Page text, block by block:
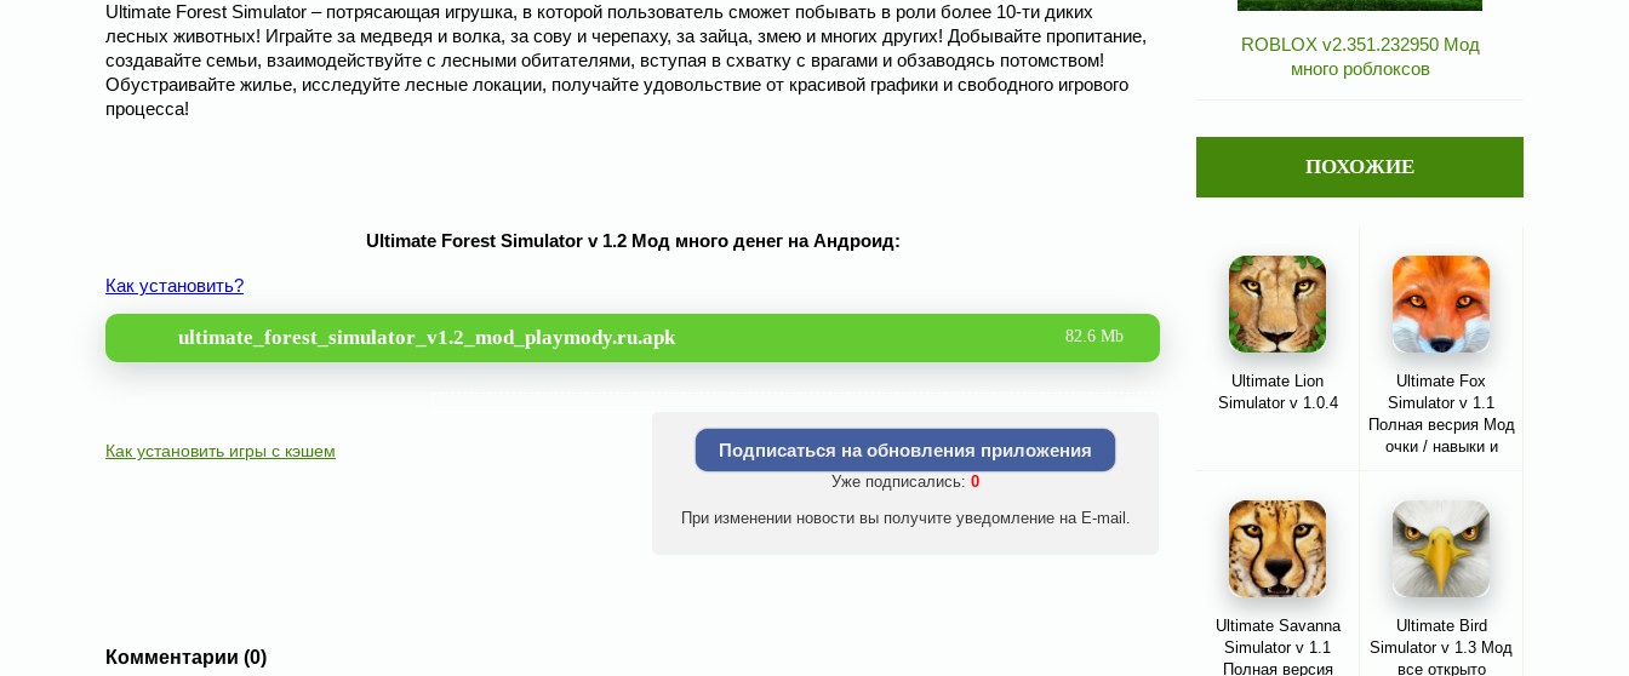
Ultimate Forest Simulator – потрясающая игрушка, в которой пользователь сможет побывать в роли более 10-ти диких
лесных животных! Играйте за медведя и волка, за сову и черепаху, за зайца, змею и многих других! Добывайте пропитание,
создавайте семьи, взаимодействуйте с лесными обитателями, вступая в схватку с врагами и обзаводясь потомством!
Обустраивайте жилье, исследуйте лесные локации, получайте удовольствие от красивой графики и свободного игрового
процесса!
Ultimate Forest Simulator v 1.2 Мод много денег на Андроид:
Как установить?
ultimate_forest_simulator_v1.2_mod_playmody.ru.apk 82.6 Mb
Как установить игры с кэшем Подписаться на обновления приложения
Уже подписались: 0
При изменении новости вы получите уведомление на E-mail.
Комментарии (0)
ROBLOX v2.351.232950 Мод
много роблоксов
ПОХОЖИЕ
Ultimate Lion
Simulator v 1.0.4
Ultimate Fox
Simulator v 1.1
Полная весрия Мод
очки / навыки и
Ultimate Savanna
Simulator v 1.1
Полная версия
Ultimate Bird
Simulator v 1.3 Мод
все открыто